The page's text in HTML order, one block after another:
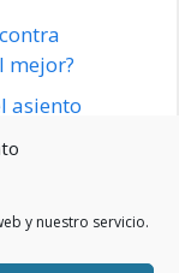
y nuestro servicio.
mejor?
asiento